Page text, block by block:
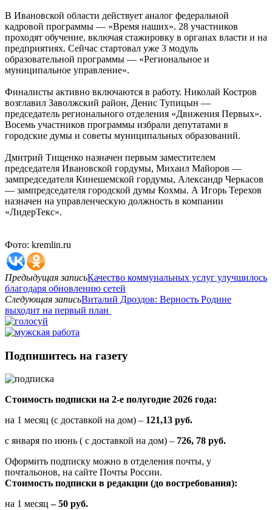
В Ивановской области действует аналог федеральной
кадровой программы — «Время наших». 28 участников
проходят обучение, включая стажировку в органах власти и на
предприятиях. Сейчас стартовал уже 3 модуль
образовательной программы — «Региональное и
муниципальное управление».
Финалисты активно включаются в работу. Николай Костров
возглавил Заволжский район, Денис Тупицын —
председатель регионального отделения «Движения Первых».
Восемь участников программы избрали депутатами в
городские думы и советы муниципальных образований.
Дмитрий Тищенко назначен первым заместителем
председателя Ивановской гордумы, Михаил Майоров —
зампредседателя Кинешемской гордумы, Александр Черкасов
— зампредседателя городской думы Кохмы. А Игорь Терехов
назначен на управленческую должность в компании
«ЛидерТекс».
Фото: kremlin.ru
Предыдущая записьКачество коммунальных услуг улучшилось
благодаря обновлению сетей
Следующая записьВиталий Дроздов: Верность Родине
выходит на первый план
Подпишитесь на газету
Стоимость подписки на 2-е полугодие 2026 года:
на 1 месяц (с доставкой на дом) – 121,13 руб.
с января по июнь ( с доставкой на дом) – 726, 78 руб.
Оформить подписку можно в отделения почты, у
почтальонов, на сайте Почты России.
Стоимость подписки в редакции (до востребования):
на 1 месяц – 50 руб.